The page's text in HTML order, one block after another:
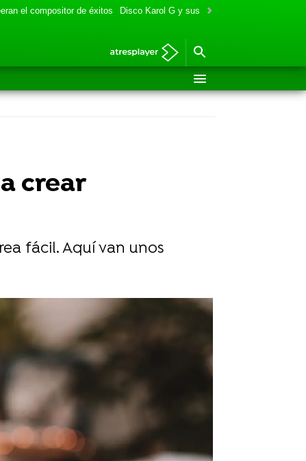
el compositor de éxitos Disco Karol G y sus colaboraciones
crear
fácil. Aquí van unos